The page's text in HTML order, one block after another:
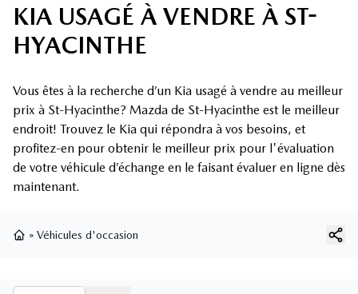
KIA USAGÉ À VENDRE À ST-
HYACINTHE
Vous êtes à la recherche d’un Kia usagé à vendre au meilleur
prix à St-Hyacinthe? Mazda de St-Hyacinthe est le meilleur
endroit! Trouvez le Kia qui répondra à vos besoins, et
profitez-en pour obtenir le meilleur prix pour l'évaluation
de votre véhicule d’échange en le faisant évaluer en ligne dès
maintenant.
» Véhicules d'occasion